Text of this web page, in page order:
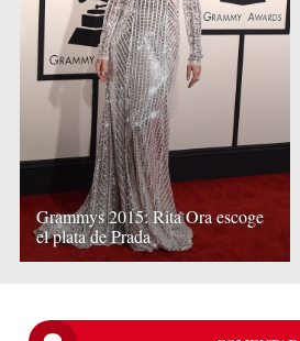
Grammys 2015: Rita Ora escoge
el plata de Prada